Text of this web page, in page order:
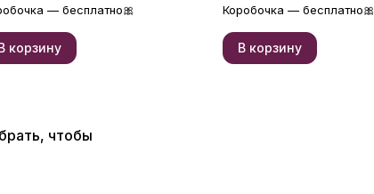
— бесплатно🎀
корзину
Коробочка — бесплатно🎀
В корзину
чтобы